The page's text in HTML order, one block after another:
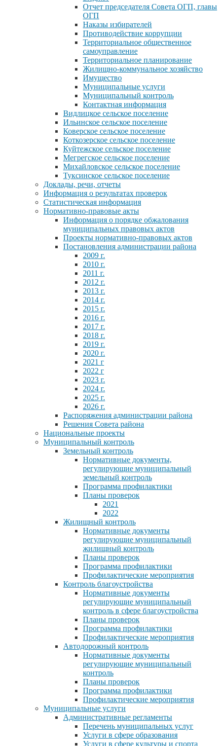
Отчет председателя Совета ОГП, главы
ОГП
Наказы избирателей
Противодействие коррупции
Территориальное общественное
самоуправление
Территориальное планирование
Жилищно-коммунальное хозяйство
Имущество
Муниципальные услуги
Муниципальный контроль
Контактная информация
Видлицкое сельское поселение
Ильинское сельское поселение
Коверское сельское поселение
Коткозерское сельское поселение
Куйтежское сельское поселение
Мегрегское сельское поселение
Михайловское сельское поселение
Туксинское сельское поселение
Доклады, речи, отчеты
Информация о результатах проверок
Статистическая информация
Нормативно-правовые акты
Информация о порядке обжалования
муниципальных правовых актов
Проекты нормативно-правовых актов
Постановления администрации района
2009 г.
2010 г.
2011 г.
2012 г.
2013 г.
2014 г.
2015 г.
2016 г.
2017 г.
2018 г.
2019 г.
2020 г.
2021 г
2022 г
2023 г.
2024 г.
2025 г.
2026 г.
Распоряжения администрации района
Решения Совета района
Национальные проекты
Муниципальный контроль
Земельный контроль
Нормативные документы,
регулирующие муниципальный
земельный контроль
Программа профилактики
Планы проверок
2021
2022
Жилищный контроль
Нормативные документы
регулирующие муниципальный
жилищный контроль
Планы проверок
Программа профилактики
Профилактические мероприятия
Контроль благоустройства
Нормативные документы
регулирующие муниципальный
контроль в сфере благоустройства
Планы проверок
Программа профилактики
Профилактические мероприятия
Автодорожный контроль
Нормативные документы
регулирующие муниципальный
контроль
Планы проверок
Программа профилактики
Профилактические мероприятия
Муниципальные услуги
Административные регламенты
Перечень муниципальных услуг
Услуги в сфере образования
Услуги в сфере культуры и спорта